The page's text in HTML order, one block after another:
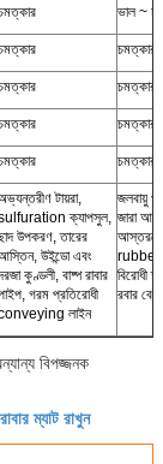
ভাল ~
চমত্কার
চমত্কার
চমত্কার
চমত্কার
টায়রা,
ক্যাপসুল,
উপকরণ, তারের
উইন্ডো এবং
কুণ্ডলী, বাষ্প রাবার
গরম প্রতিরোধী
লাইন
জলবায়ু
জারা
বিরোধী
রবার
বিপজ্জনক
ম্যাট রাখুন